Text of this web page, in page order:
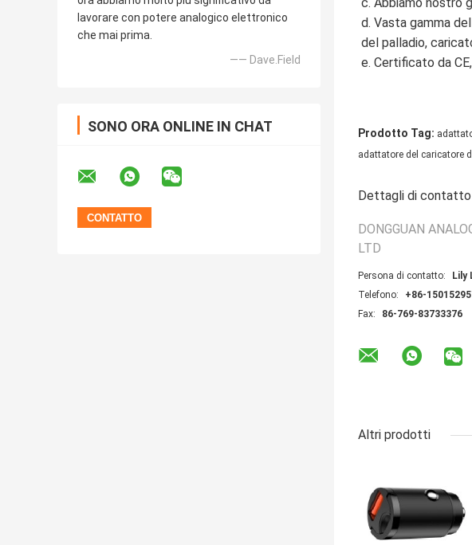
lavorare con potere analogico elettronico
che mai prima.
—— Dave.Field
SONO ORA ONLINE IN CHAT
d. Vasta gamma
del palladio,
e. Certificato da CE,
Prodotto Tag:
adattatore del caricatore
Dettagli di contatto
DONGGUAN
LTD
Persona di contatto:
Lily
Telefono:
+86-
Fax:
86-769-83733376
Altri prodotti